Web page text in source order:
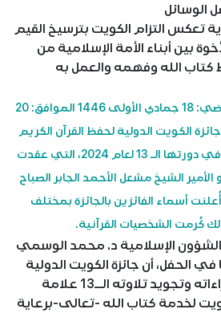
الوسائل
تعكس التزام الكويت بترسيخ القيم
بين أبناء الأمة الإسلامية من
الله وفهمه والعمل به
اختتمت يوم الأربعاء الماضي: 18 جمادي الأولى 1446 الموافق: 20
جائزة الكويت الدولية لحفظ القرآن الكريم
وقراءاته وتجويد تلاوته في دورتها الـ 13 لعام 2024، التي عقدت
الشيخ مشعل الأحمد الجابر الصباح
أسماء الفائزين بالجائزة بمختلف
كُرمت الشخصيات القرآنية.
الإسلامية د. محمد الوسمي
الحفل، أن جائزة الكويت الدولية
لحفظ القرآن الكريم وقراءاته وتجويد تلاوته الــ13 علامة
لخدمة كتاب الله -تعالى-برعاية